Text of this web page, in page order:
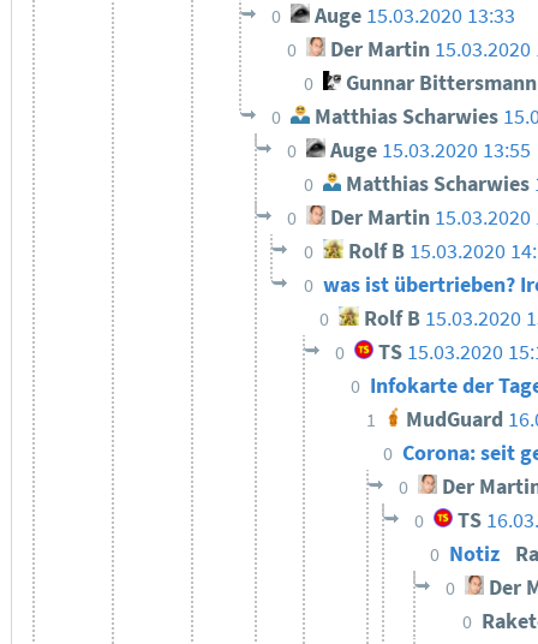
0 Auge 15.03.2020 13:33
0 Der Martin 15.03.2020
0 Gunnar Bittersmann
0 Matthias Scharwies
0 Auge 15.03.2020 13:55
0 Matthias Scharwies
0 Der Martin 15.03.2020
0 Rolf B 15.03.2020
0 was ist übertrieben?
0 Rolf B 15.03.2020
0 TS 15.03.2020
0 Infokarte der
1 MudGuard
0 Corona: seit
0 Der
0 TS
0 Notiz
0 Der
0